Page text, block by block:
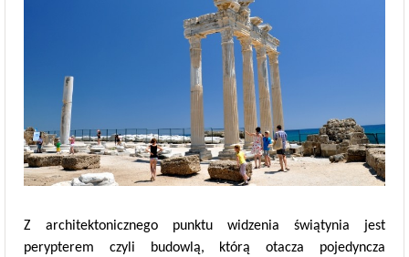
Z architektonicznego punktu widzenia świątynia jest
perypterem czyli budowlą, którą otacza pojedyncza